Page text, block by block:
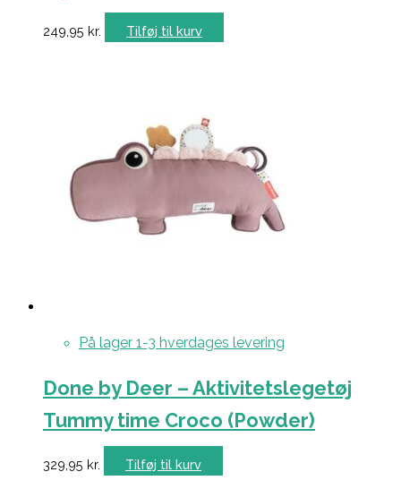
249,95 kr. Tilføj til kurv
På lager 1-3 hverdages levering
Done by Deer – Aktivitetslegetøj
Tummy time Croco (Powder)
329,95 kr. Tilføj til kurv